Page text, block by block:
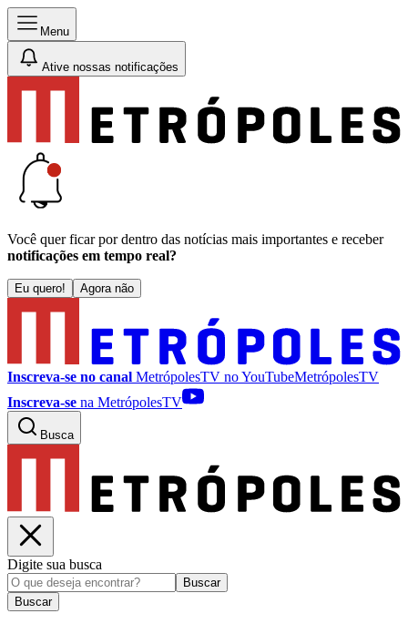
Menu
Ative nossas notificações
Você quer ficar por dentro das notícias mais importantes e receber
notificações em tempo real?
Eu quero! Agora não
Inscreva-se no canal MetrópolesTV noYouTubeMetrópolesTV
Inscreva-se na MetrópolesTV
Busca
Digite sua busca
Buscar
Buscar